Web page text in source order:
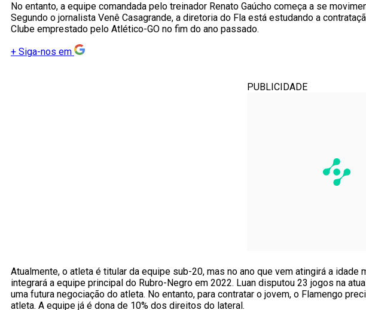
No entanto, a equipe comandada pelo treinador Renato Gaúcho começa a se
Segundo o jornalista Venê Casagrande, a diretoria do Fla está estudando a
Clube emprestado pelo Atlético-GO no fim do ano passado.
+ Siga-nos em
PUBLICIDADE
Atualmente, o atleta é titular da equipe sub-20, mas no ano que vem atingirá a
integrará a equipe principal do Rubro-Negro em 2022. Luan disputou 23 jogos na
uma futura negociação do atleta. No entanto, para contratar o jovem, o Flamengo
atleta. A equipe já é dona de 10% dos direitos do lateral.